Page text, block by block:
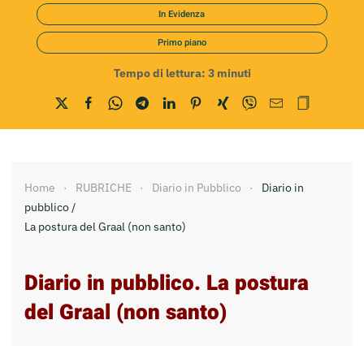
In Evidenza
Primo piano
Tempo di lettura: 3 minuti
Home RUBRICHE Diario in Pubblico
Diario in
pubblico /
La postura del Graal (non santo)
Diario in pubblico. La postura
del Graal (non santo)